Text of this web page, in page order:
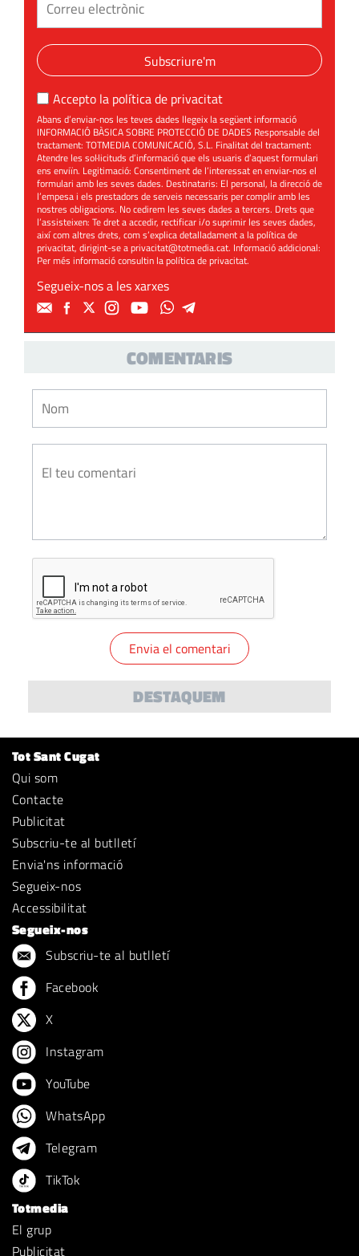
Subscriure'm
Accepto la política de privacitat
Abans d’enviar-nos les teves dades llegeix la següent informació
INFORMACIÓ BÀSICA SOBRE PROTECCIÓ DE DADES Responsable del
tractament: TOTMEDIA COMUNICACIÓ, S.L. Finalitat del tractament:
Atendre les sol·licituds d’informació que els usuaris d’aquest formulari
ens enviïn. Legitimació: Consentiment de l’interessat en enviar-nos el
formulari amb les seves dades. Destinataris: El personal, la direcció de
l’empesa i els prestadors de serveis necessaris per complir amb les
nostres obligacions. No cedirem les seves dades a tercers. Drets que
l’assisteixen: Te dret a accedir, rectificar i/o suprimir les seves dades,
així com altres drets, com s’explica detalladament a la política de
privacitat, dirigint-se aprivacitat@totmedia.cat. Informació addicional:
Per més informació consultin lapolítica de privacitat.
Segueix-nos a les xarxes
COMENTARIS
DESTAQUEM
Tot Sant Cugat
Qui som
Contacte
Publicitat
Subscriu-te al butlletí
Envia'ns informació
Segueix-nos
Accessibilitat
Segueix-nos
Subscriu-te al butlletí
Facebook
X
Instagram
YouTube
WhatsApp
Telegram
TikTok
Totmedia
El grup
Publicitat